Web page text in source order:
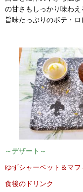
の甘さもしっかり味わえ
旨味たっぷりのポテ・ロ
～デザート～
ゆずシャーベット＆マフ
食後のドリンク